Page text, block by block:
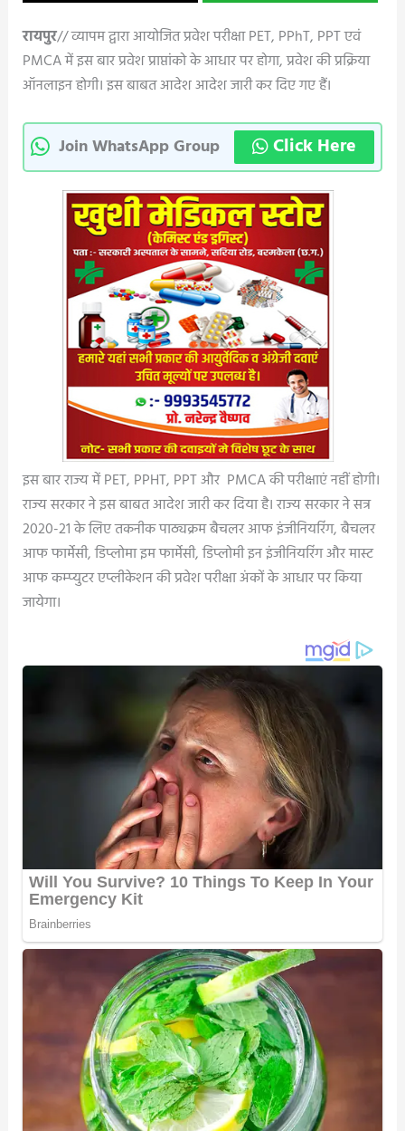
रायपुर// व्यापम द्वारा आयोजित प्रवेश परीक्षा PET, PPhT, PPT एवं
PMCA में इस बार प्रवेश प्राप्तांको के आधार पर होगा, प्रवेश की प्रक्रिया
ऑनलाइन होगी। इस बाबत आदेश आदेश जारी कर दिए गए हैं।
Join WhatsApp Group Click Here
इस बार राज्य में PET, PPHT, PPT और PMCA की परीक्षाएं नहीं होगी।
राज्य सरकार ने इस बाबत आदेश जारी कर दिया है। राज्य सरकार ने सत्र
2020-21 के लिए तकनीक पाठ्यक्रम बैचलर आफ इंजीनियरिंग, बैचलर
आफ फार्मेसी, डिप्लोमा इम फार्मेसी, डिप्लोमी इन इंजीनियरिंग और मास्ट
आफ कम्प्युटर एप्लीकेशन की प्रवेश परीक्षा अंकों के आधार पर किया
जायेगा।